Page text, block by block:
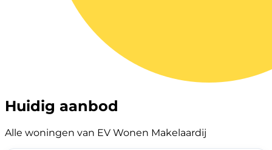
Huidig aanbod
Alle woningen van EV Wonen Makelaardij